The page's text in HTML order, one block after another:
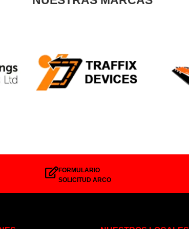
FORMULARIO
SOLICITUD ARCO